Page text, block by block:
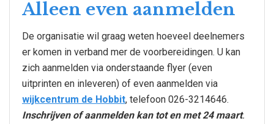
Alleen even aanmelden
De organisatie wil graag weten hoeveel deelnemers
er komen in verband mer de voorbereidingen. U kan
zich aanmelden via onderstaande flyer (even
uitprinten en inleveren) of even aanmelden via
wijkcentrum de Hobbit, telefoon 026-3214646.
Inschrijven of aanmelden kan tot en met 24 maart.